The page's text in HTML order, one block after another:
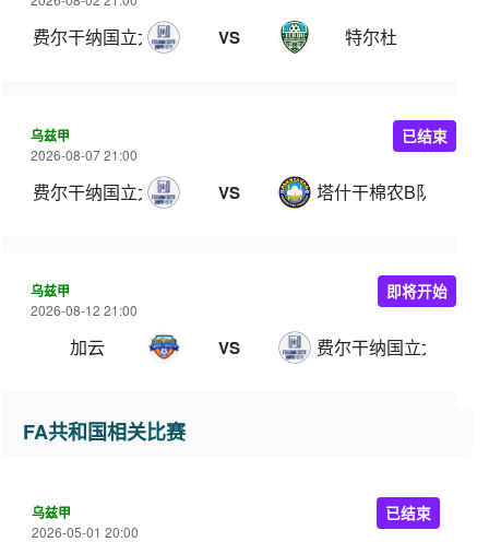
费尔干纳国立大学 VS 特尔杜
乌兹甲
2026-08-07 21:00
费尔干纳国立大学 VS 塔什干棉农B队
已结束
乌兹甲
2026-08-12 21:00
加云 VS 费尔干纳国立大学
即将开始
FA共和国相关比赛
乌兹甲
2026-05-01 20:00
已结束